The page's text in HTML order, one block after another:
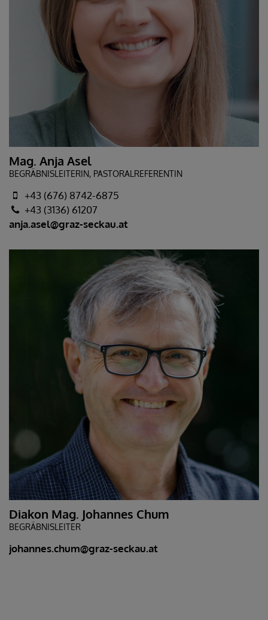
Mag. Anja Asel
BEGRÄBNISLEITERIN, PASTORALREFERENTIN
+43 (676) 8742-6875
+43 (3136) 61207
anja.asel@graz-seckau.at
Diakon Mag. Johannes Chum
BEGRÄBNISLEITER
johannes.chum@graz-seckau.at